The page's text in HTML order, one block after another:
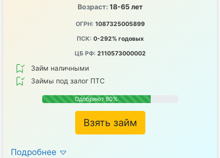
Возраст: 18-65 лет
ОГРН: 1087325005899
ПСК: 0-292% годовых
ЦБ РФ: 2110573000002
Займ наличными
Займы под залог ПТС
Одобряют 80%
Взять займ
Подробнее